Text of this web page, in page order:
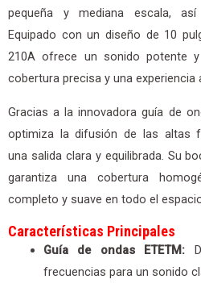
pequeña y mediana escala,
Equipado con un diseño de 10
210A ofrece un sonido potente
cobertura precisa y una experiencia
Gracias a la innovadora guía de
optimiza la difusión de las altas
una salida clara y equilibrada. Su
garantiza una cobertura
completo y suave en todo el
Características Principales
Guía de ondas ETETM:
frecuencias para un sonido